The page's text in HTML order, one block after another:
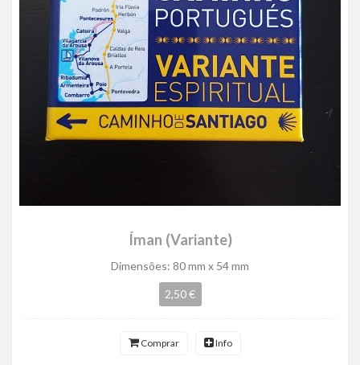
Íman (Variante)
Dimensões: 80 mm x 54 mm
2,50 €
Comprar Info